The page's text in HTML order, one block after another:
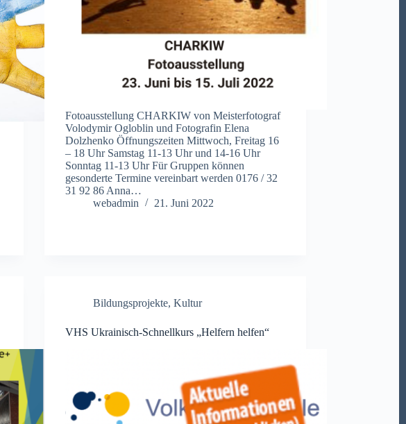
Fotoausstellung CHARKIW von Meisterfotograf
Volodymir Ogloblin und Fotografin Elena
Dolzhenko Öffnungszeiten Mittwoch, Freitag 16
– 18 Uhr Samstag 11-13 Uhr und 14-16 Uhr
Sonntag 11-13 Uhr Für Gruppen können
gesonderte Termine vereinbart werden 0176 / 32
31 92 86 Anna…
webadmin
21. Juni 2022
Bildungsprojekte,Kultur
VHS Ukrainisch-Schnellkurs „Helfern helfen“